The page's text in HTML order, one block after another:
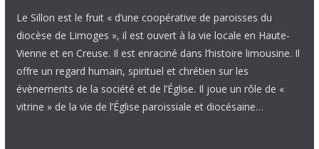
Le Sillon est le fruit « d’une coopérative de paroisses du
diocèse de Limoges », il est ouvert à la vie locale en Haute-
Vienne et en Creuse. Il est enraciné dans l’histoire limousine. Il
offre un regard humain, spirituel et chrétien sur les
évènements de la société et de l’Église. Il joue un rôle de «
vitrine » de la vie de l’Église paroissiale et diocésaine…